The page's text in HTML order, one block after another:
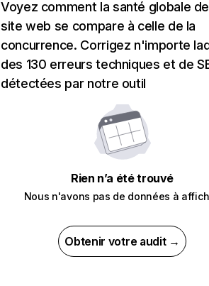
Voyez comment la santé globale
site web se compare à celle de la
concurrence. Corrigez n'importe
des 130 erreurs techniques et de
détectées par notre outil
Rien n’a été trouvé
Nous n'avons pas de données à
Obtenir votre audit →